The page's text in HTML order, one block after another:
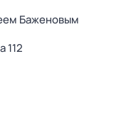
Баженовым
112